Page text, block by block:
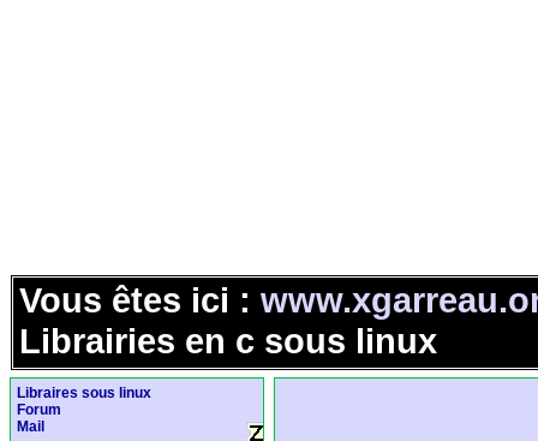
Vous êtes ici :
Librairies en c sous linux
Libraires sous linux
Forum
Mail